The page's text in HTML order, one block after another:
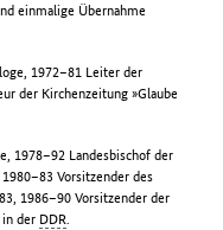
einmalige Übernahme
1972–81 Leiter der
der Kirchenzeitung »Glaube
1978–92 Landesbischof der
Vorsitzender des
1986–90 Vorsitzender der
in der DDR.